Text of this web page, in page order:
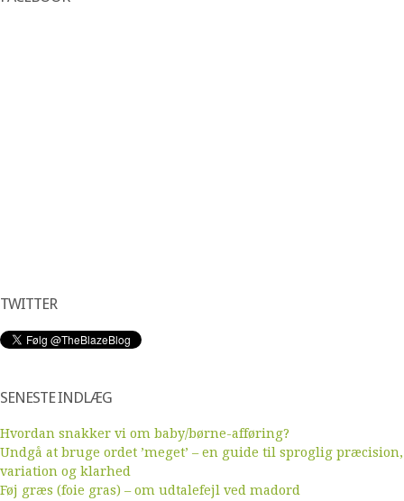
TWITTER
SENESTE INDLÆG
Hvordan snakker vi om baby/børne-afføring?
Undgå at bruge ordet ’meget’ – en guide til sproglig præcision,
variation og klarhed
Føj græs (foie gras) – om udtalefejl ved madord